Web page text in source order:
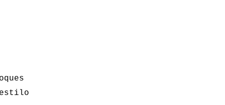
estilo